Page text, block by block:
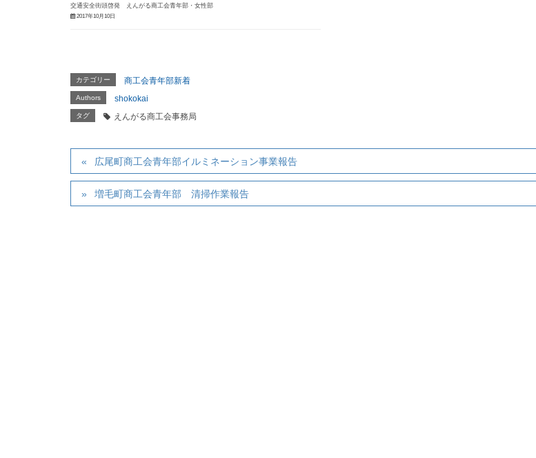
交通安全街頭啓発 えんがる商工会青年部・女性部
2017年10月10日
カテゴリー 商工会青年部新着
Authors shokokai
タグ えんがる商工会事務局
広尾町商工会青年部イルミネーション事業報告
増毛町商工会青年部 清掃作業報告